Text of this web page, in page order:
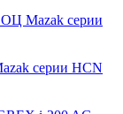
Mazak серии
серии HCN